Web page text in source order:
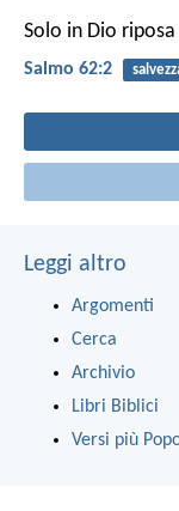
Solo in Dio
Salmo 62:2
Leggi altro
Argomenti
Cerca
Archivio
Libri Biblici
Versi più